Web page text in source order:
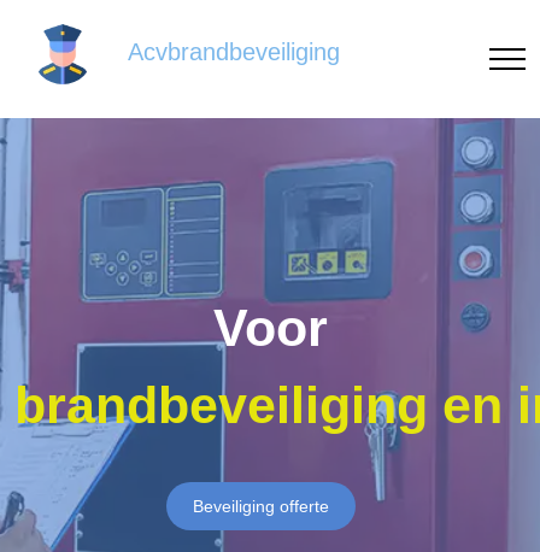
Acvbrandbeveiliging
Voor
brandbeveiliging en
Beveiliging offerte